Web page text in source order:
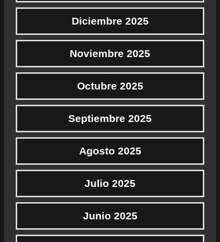
Diciembre 2025
Noviembre 2025
Octubre 2025
Septiembre 2025
Agosto 2025
Julio 2025
Junio 2025